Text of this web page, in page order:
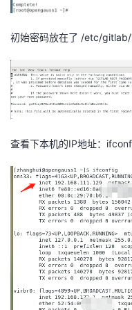
初始密码放在了 /etc/gitlab/
查看下本机的IP地址：